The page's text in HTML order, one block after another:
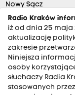
Nowy Sącz
Radio Kraków
iż od dnia 25 maja
aktualizację
zakresie
Niniejsza
osoby
słuchaczy Radia
stosowanych